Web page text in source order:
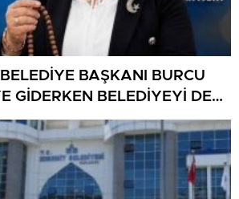
BAŞKANI BURCU
GİDERKEN BELEDİYEYİ DE